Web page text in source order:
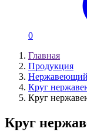
0
Главная
Продукция
Нержавеющий
Круг
Круг
Круг